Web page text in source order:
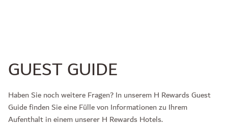
GUEST GUIDE
Haben Sie noch weitere Fragen? In unserem H Rewards Guest
Guide finden Sie eine Fülle von Informationen zu Ihrem
Aufenthalt in einem unserer H Rewards Hotels.